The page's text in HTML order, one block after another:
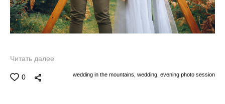
Читать далее
0 wedding in the mountains, wedding, evening photo session